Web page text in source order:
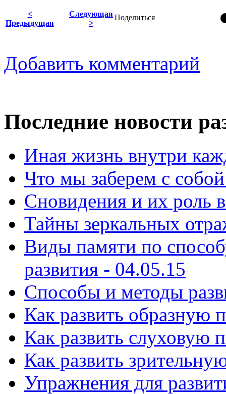
Поделиться
<
Предыдущая
Следующая
>
Добавить комментарий
Последние новости
Иная жизнь внутри
Что мы заберем с
Сновидения и их роль
Тайны зеркальных
Виды памяти по
развития - 04.05.15
Способы и ᴍетоды
Как развить образную
Как развить слуховую
Как развить
Упражнения для